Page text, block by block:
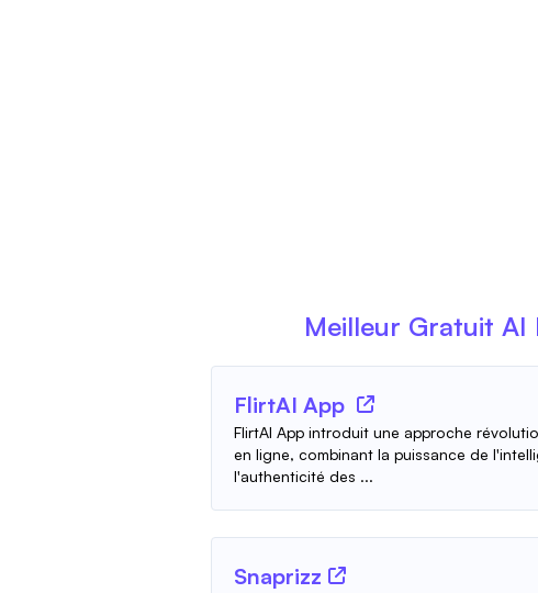
Meilleur Gratuit AI
FlirtAI App
FlirtAI App introduit une approche
en ligne, combinant la puissance de
l'authenticité des ...
Snaprizz